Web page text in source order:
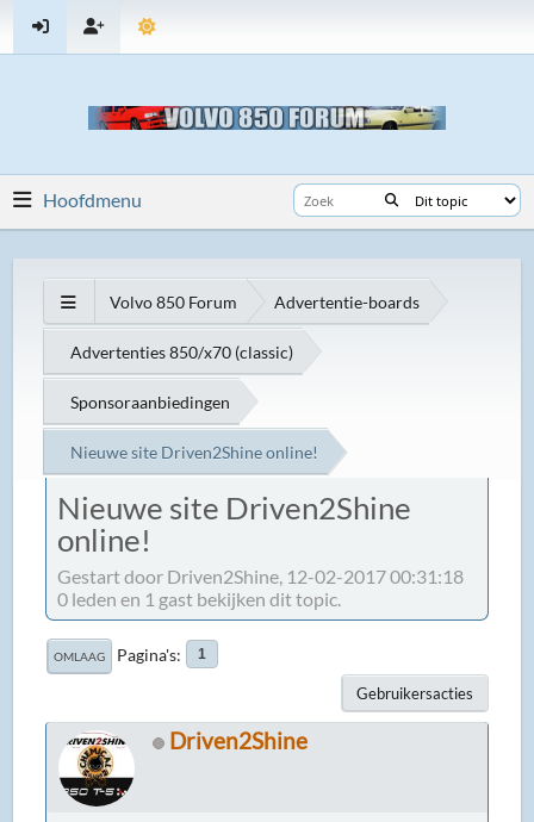
Hoofdmenu
Volvo 850 Forum Advertentie-boards
Advertenties 850/x70 (classic)
Sponsoraanbiedingen
Nieuwe site Driven2Shine online!
Nieuwe site Driven2Shine
online!
Gestart door Driven2Shine, 12-02-2017 00:31:18
0 leden en 1 gast bekijken dit topic.
OMLAAG Pagina's 1
Gebruikersacties
Driven2Shine